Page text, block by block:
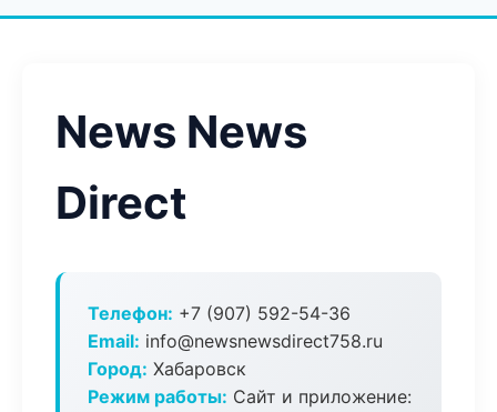
News News
Direct
Телефон: +7 (907) 592-54-36
Email: info@newsnewsdirect758.ru
Город: Хабаровск
Режим работы: Сайт и приложение: